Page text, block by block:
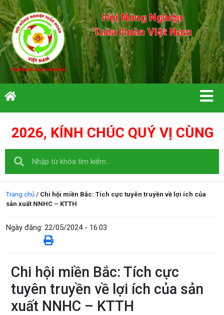
Hội Nông Nghiệp
Tuần Hoàn Việt Nam
CÙNG GIA ĐÌNH: THIÊN THỜI -
Trang chủ / Chi hội miền Bắc: Tích cực tuyên truyền về lợi ích của
sản xuất NNHC – KTTH
Ngày đăng: 22/05/2024 - 16:03
Chi hội miền Bắc: Tích cực
tuyên truyền về lợi ích của sản
xuất NNHC – KTTH